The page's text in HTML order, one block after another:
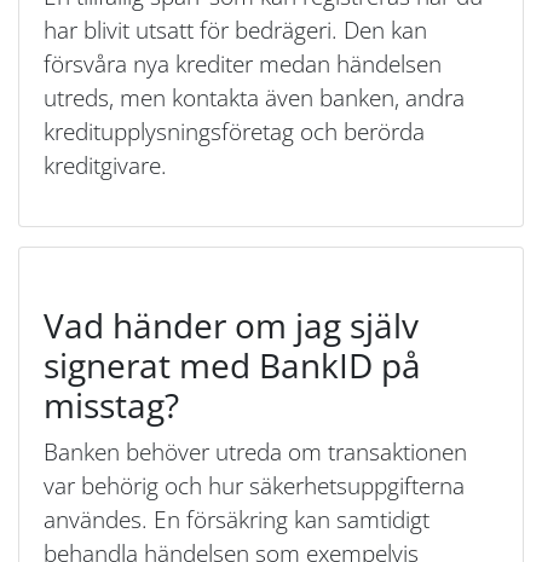
har blivit utsatt för bedrägeri. Den kan
försvåra nya krediter medan händelsen
utreds, men kontakta även banken, andra
kreditupplysningsföretag och berörda
kreditgivare.
Vad händer om jag själv
signerat med BankID på
misstag?
Banken behöver utreda om transaktionen
var behörig och hur säkerhetsuppgifterna
användes. En försäkring kan samtidigt
behandla händelsen som exempelvis